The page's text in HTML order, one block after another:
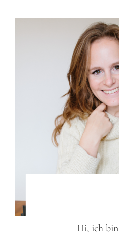
Hi, ich bin